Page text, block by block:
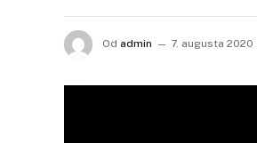
Od admin 7. augusta 2020